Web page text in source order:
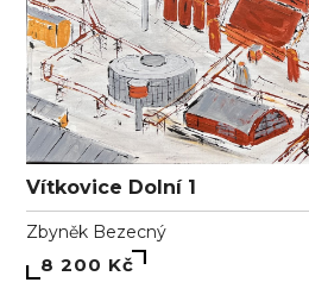
Vítkovice Dolní 1
Zbyněk Bezecný
8 200 Kč